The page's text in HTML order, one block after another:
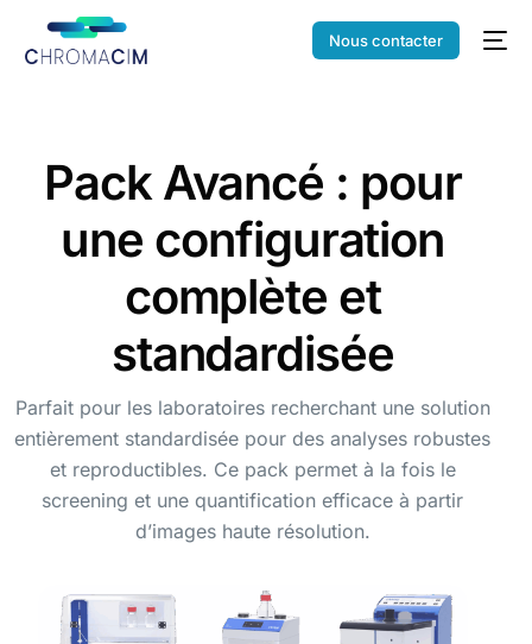
Nous contacter
Pack Avancé : pour
une configuration
complète et
standardisée
Parfait pour les laboratoires recherchant une solution
entièrement standardisée pour des analyses robustes
et reproductibles. Ce pack permet à la fois le
screening et une quantification efficace à partir
d’images haute résolution.